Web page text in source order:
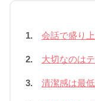
1. 会話で盛り
2. 大切なのは
3. 清潔感は最